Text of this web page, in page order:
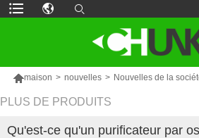
maison > nouvelles > Nouvelles de la
PLUS DE PRODUITS
Qu'est-ce qu'un purificateur par